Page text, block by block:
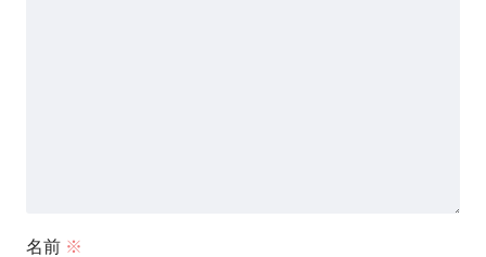
名前 ※